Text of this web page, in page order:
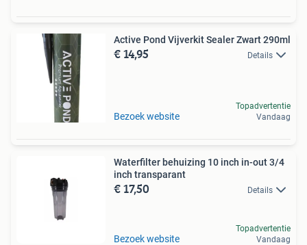
Active Pond Vijverkit Sealer Zwart 290ml
€ 14,95 Details
Bezoek website
Topadvertentie
Vandaag
Waterfilter behuizing 10 inch in-out 3/4
inch transparant
€ 17,50 Details
Bezoek website
Topadvertentie
Vandaag